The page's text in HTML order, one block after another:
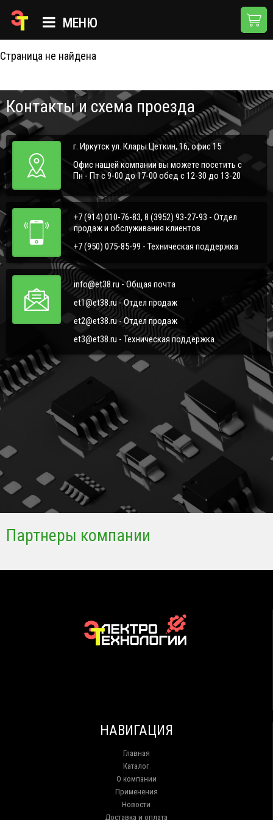
МЕНЮ
ГЛАВНАЯ
О КОМПАНИИ
ПРИМЕНЕНИЯ
НОВОСТИ
ДОСТАВКА И ОПЛАТА
КОНТАКТЫ
404
Страница не найдена
Контакты и схема проезда
г. Иркутск ул. Клары Цеткин, 16, офис 15
Офис нашей компании вы можете посетить с
Пн - Пт с 9-00 до 17-00 обед с 12-30 до 13-20
+7 (914) 010-76-83, 8 (3952) 93-27-93 - Отдел
продаж и обслуживания клиентов
+7 (950) 075-85-99 - Техническая поддержка
info@et38.ru - Общая почта
et1@et38.ru - Отдел продаж
et2@et38.ru - Отдел продаж
et3@et38.ru - Техническая поддержка
Партнеры компании
НАВИГАЦИЯ
Главная
Каталог
О компании
Применения
Новости
Доставка и оплата